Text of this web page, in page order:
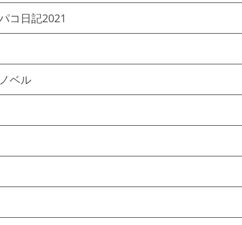
コ日記2021
ベル